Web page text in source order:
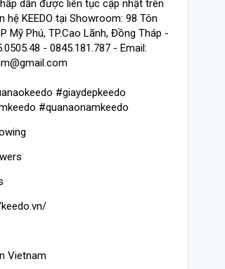
dẫn được liên tục cập nhật trên
hệ KEEDO tại Showroom: 98 Tôn
Mỹ Phú, TP.Cao Lãnh, Đồng Tháp -
- 0845.181.787 - Email:
#giaydepkeedo
#quanaonamkeedo
Vietnam